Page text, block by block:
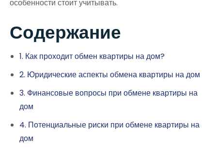
особенности стоит учитывать.
Содержание
1. Как проходит обмен квартиры на дом?
2. Юридические аспекты обмена квартиры на дом
3. Финансовые вопросы при обмене квартиры на
дом
4. Потенциальные риски при обмене квартиры на
дом